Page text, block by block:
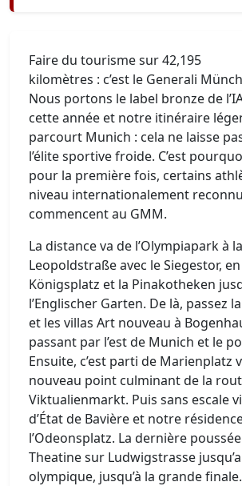
Faire du tourisme sur 42,195
kilomètres : c’est le Generali
Nous portons le label bronze de
cette année et notre itinéraire
parcourt Munich : cela ne laisse
l’élite sportive froide. C’est
pour la première fois, certains
niveau internationalement
commencent au GMM.
La distance va de l’Olympiapark à la
Leopoldstraße avec le Siegestor,
Königsplatz et la Pinakotheken
l’Englischer Garten. De là, passez
et les villas Art nouveau à
passant par l’est de Munich et le
Ensuite, c’est parti de Marienplatz
nouveau point culminant de la
Viktualienmarkt. Puis sans escale
d’État de Bavière et notre
l’Odeonsplatz. La dernière poussée
Theatine sur Ludwigstrasse
olympique, jusqu’à la grande finale.